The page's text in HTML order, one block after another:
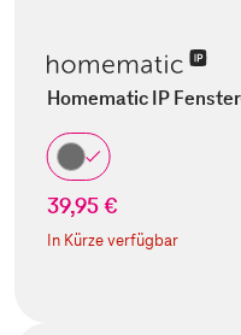
Homematic IP
39,95 €
In Kürze verfügbar